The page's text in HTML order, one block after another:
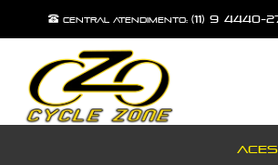
central atendimento: (11) 9 4440-